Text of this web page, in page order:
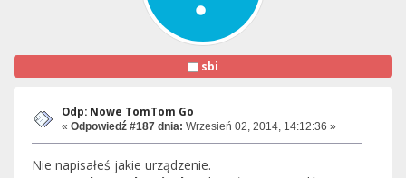
sbi
Odp: Nowe TomTom Go
« Odpowiedź #187 dnia: Wrzesień 02, 2014, 14:12:36 »
Nie napisałeś jakie urządzenie.